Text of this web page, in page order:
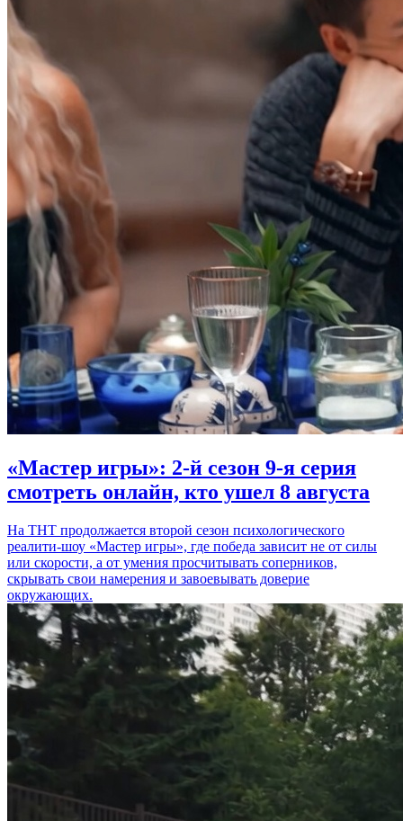
«Мастер игры»: 2-й сезон 9-я серия
смотреть онлайн, кто ушел 8 августа
На ТНТ продолжается второй сезон психологического
реалити-шоу «Мастер игры», где победа зависит не от силы
или скорости, а от умения просчитывать соперников,
скрывать свои намерения и завоевывать доверие
окружающих.